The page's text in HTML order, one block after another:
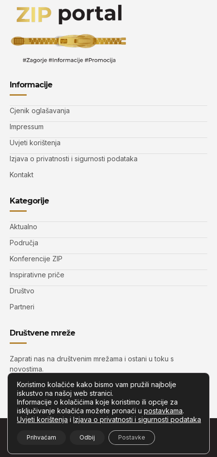
Informacije
Cjenik oglašavanja
Impressum
Uvjeti korištenja
Izjava o privatnosti i sigurnosti podataka
Kontakt
Kategorije
Aktualno
Područja
Konferencije ZIP
Inspirativne priče
Društvo
Partneri
Društvene mreže
Zaprati nas na društvenim mrežama i ostani u toku s
novostima.
Zip.com.hr– Sva prava pridržana.
Koristimo kolačiće kako bismo vam pružili najbolje
iskustvo na našoj web stranici.
Informacije o kolačićima koje koristimo ili opcije za
isključivanje kolačića možete pronaći u postavkama.
Uvjeti korištenja i Izjava o privatnosti i sigurnosti podataka
Prihvaćam Odbij Postavke